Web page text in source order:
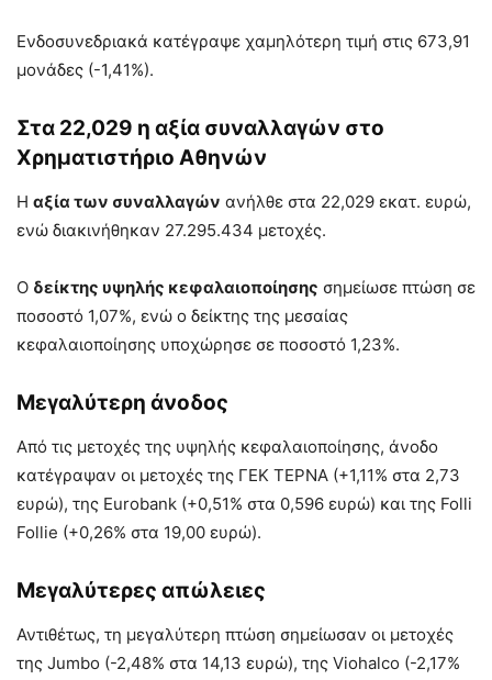
Ενδοσυνεδριακά κατέγραψε χαμηλότερη τιμή στις 673,91
μονάδες (-1,41%).
Στα 22,029 η αξία συναλλαγών στο
Χρηματιστήριο Αθηνών
Η αξία των συναλλαγών ανήλθε στα 22,029 εκατ. ευρώ,
ενώ διακινήθηκαν 27.295.434 μετοχές.
Ο δείκτης υψηλής κεφαλαιοποίησης σημείωσε πτώση σε
ποσοστό 1,07%, ενώ ο δείκτης της μεσαίας
κεφαλαιοποίησης υποχώρησε σε ποσοστό 1,23%.
Μεγαλύτερη άνοδος
Από τις μετοχές της υψηλής κεφαλαιοποίησης, άνοδο
κατέγραψαν οι μετοχές της ΓΕΚ ΤΕΡΝΑ (+1,11% στα 2,73
ευρώ), της Eurobank (+0,51% στα 0,596 ευρώ) και της Folli
Follie (+0,26% στα 19,00 ευρώ).
Μεγαλύτερες απώλειες
Αντιθέτως, τη μεγαλύτερη πτώση σημείωσαν οι μετοχές
της Jumbo (-2,48% στα 14,13 ευρώ), της Viohalco (-2,17%